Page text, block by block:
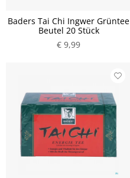
Baders Tai Chi Ingwer Grüntee
Beutel 20 Stück
€ 9,99